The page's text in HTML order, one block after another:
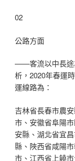
02
公路方面
——客流以中長途
析，2020年春運
運線路為：
吉林省長春市農
市、安徽省阜陽
安縣、湖北省宜
縣、陜西省咸陽
市、江西省上饒